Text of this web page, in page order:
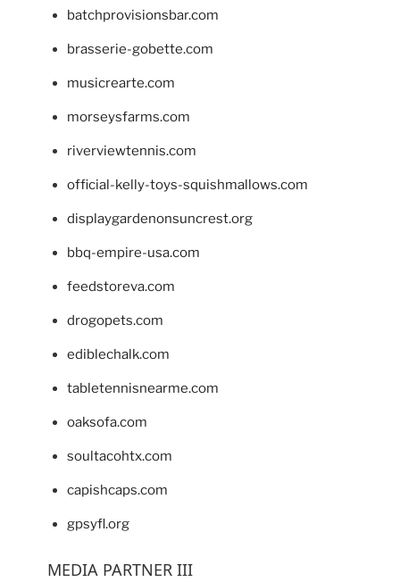
batchprovisionsbar.com
brasserie-gobette.com
musicrearte.com
morseysfarms.com
riverviewtennis.com
official-kelly-toys-squishmallows.com
displaygardenonsuncrest.org
bbq-empire-usa.com
feedstoreva.com
drogopets.com
ediblechalk.com
tabletennisnearme.com
oaksofa.com
soultacohtx.com
capishcaps.com
gpsyfl.org
MEDIA PARTNER III